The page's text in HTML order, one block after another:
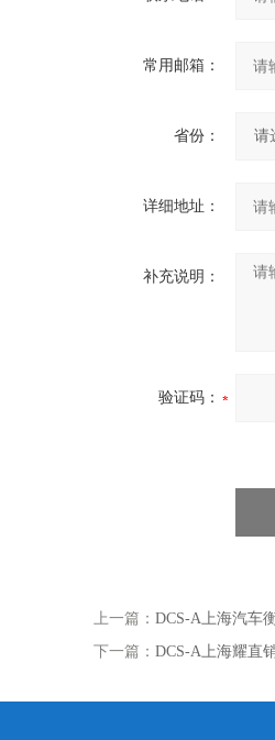
常用邮箱：
省份：
详细地址：
补充说明：
验证码：
上一篇： DCS-A上海汽车
下一篇： DCS-A上海耀直